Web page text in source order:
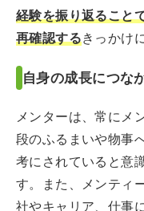
経験を振り返ること
再確認するきっかけ
自身の成長につな
メンターは、常にメ
段のふるまいや物事
考にされていると意
す。また、メンティ
社やキャリア、仕事